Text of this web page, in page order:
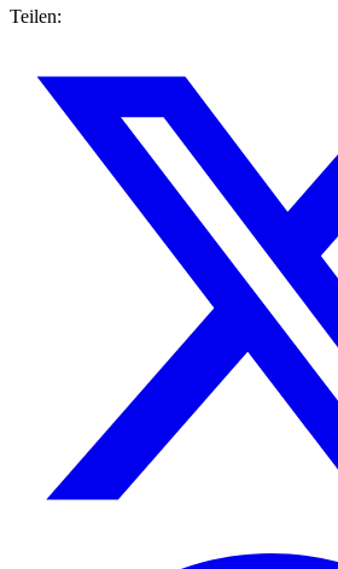
Teilen: